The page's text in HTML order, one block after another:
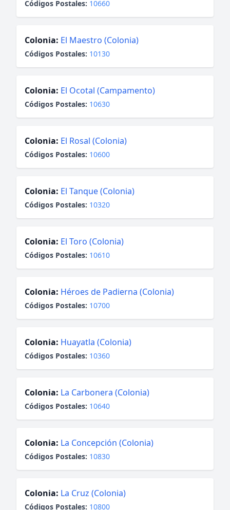
Códigos Postales: 10660
Colonia: El Maestro (Colonia)
Códigos Postales: 10130
Colonia: El Ocotal (Campamento)
Códigos Postales: 10630
Colonia: El Rosal (Colonia)
Códigos Postales: 10600
Colonia: El Tanque (Colonia)
Códigos Postales: 10320
Colonia: El Toro (Colonia)
Códigos Postales: 10610
Colonia: Héroes de Padierna (Colonia)
Códigos Postales: 10700
Colonia: Huayatla (Colonia)
Códigos Postales: 10360
Colonia: La Carbonera (Colonia)
Códigos Postales: 10640
Colonia: La Concepción (Colonia)
Códigos Postales: 10830
Colonia: La Cruz (Colonia)
Códigos Postales: 10800